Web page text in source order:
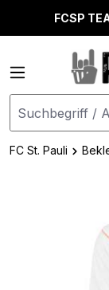
springen
FCSP
FC St. Pauli
Bildergalerie